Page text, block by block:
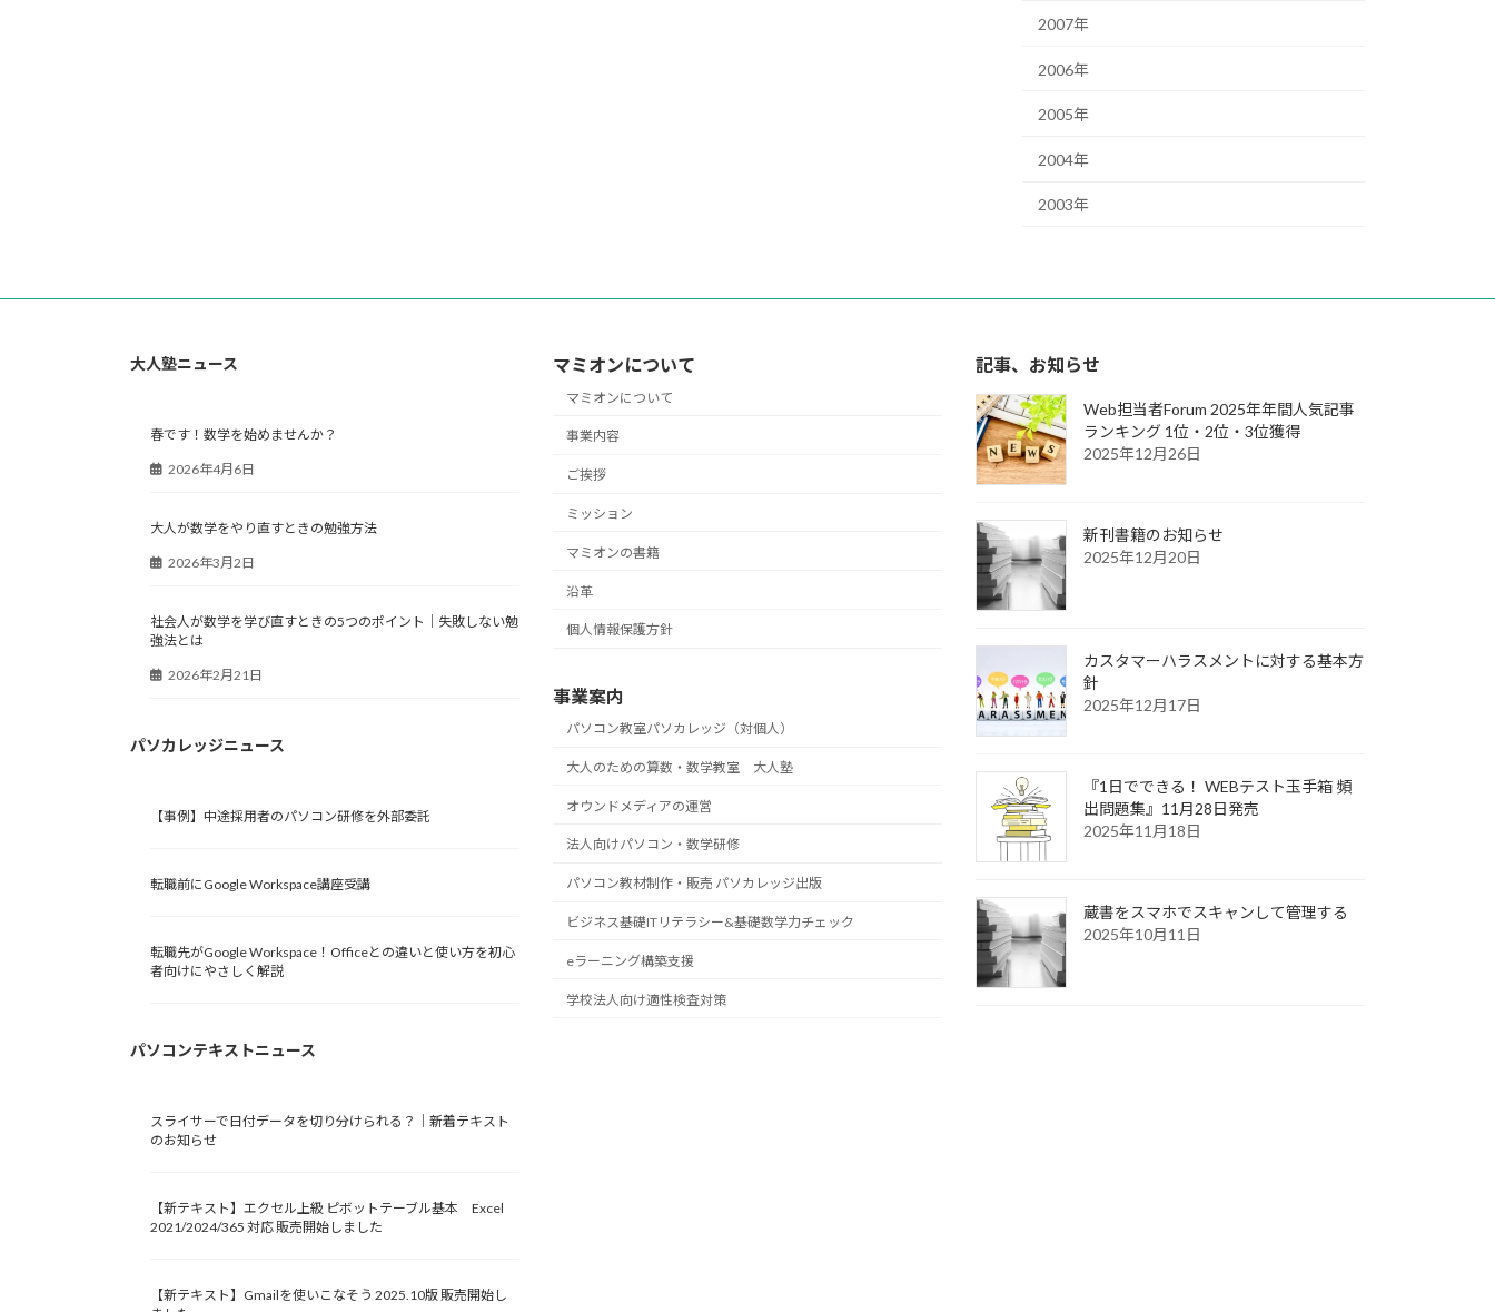
2007年
2006年
2005年
2004年
2003年
大人塾ニュース
春です！数学を始めませんか？
2026年4月6日
大人が数学をやり直すときの勉強方法
2026年3月2日
社会人が数学を学び直すときの5つのポイント｜失敗しない勉
強法とは
2026年2月21日
パソカレッジニュース
【事例】中途採用者のパソコン研修を外部委託
転職前にGoogle Workspace講座受講
転職先がGoogle Workspace！Officeとの違いと使い方を初心
者向けにやさしく解説
パソコンテキストニュース
スライサーで日付データを切り分けられる？｜新着テキスト
のお知らせ
【新テキスト】エクセル上級 ピボットテーブル基本 Excel
2021/2024/365 対応 販売開始しました
【新テキスト】Gmailを使いこなそう 2025.10版 販売開始し
マミオンについて
マミオンについて
事業内容
ご挨拶
ミッション
マミオンの書籍
沿革
個人情報保護方針
事業案内
パソコン教室パソカレッジ（対個人）
大人のための算数・数学教室 大人塾
オウンドメディアの運営
法人向けパソコン・数学研修
パソコン教材制作・販売 パソカレッジ出版
ビジネス基礎ITリテラシー&基礎数学力チェック
eラーニング構築支援
学校法人向け適性検査対策
記事、お知らせ
Web担当者Forum 2025年年間人気記事
ランキング 1位・2位・3位獲得
2025年12月26日
新刊書籍のお知らせ
2025年12月20日
カスタマーハラスメントに対する基本方
針
2025年12月17日
『1日でできる！ WEBテスト玉手箱 頻
出問題集』11月28日発売
2025年11月18日
蔵書をスマホでスキャンして管理する
2025年10月11日